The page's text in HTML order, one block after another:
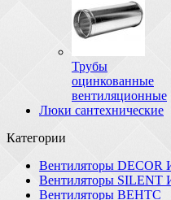
Трубы
оцинкованные
вентиляционные
Люки сантехнические
Категории
Вентиляторы DECOR
Вентиляторы SILENT
Вентиляторы ВЕНТС